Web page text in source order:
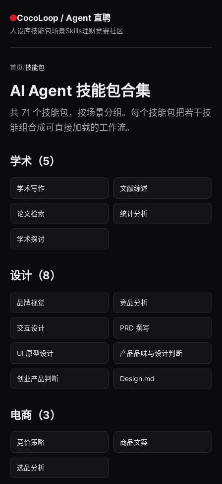
CocoLoop / Agent 直聘
人设库技能包场景Skills理财竞赛社区
首页/技能包
AI Agent 技能包合集
共 71 个技能包，按场景分组。每个技能包把若干技
能组合成可直接加载的工作流。
学术（5）
学术写作 文献综述
论文检索 统计分析
学术探讨
设计 （8）
品牌视觉 竞品分析
交互设计 PRD 撰写
UI 原型设计 产品品味与设计判断
创业产品判断 Design.md
电商 （3）
竞价策略 商品文案
选品分析